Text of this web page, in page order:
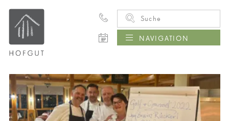
NAVIGATION